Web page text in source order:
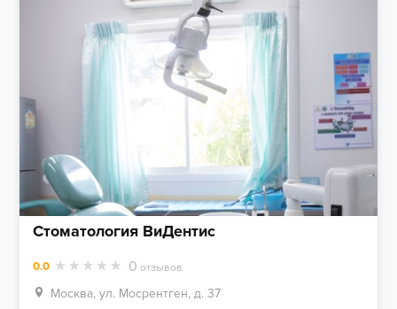
Стоматология ВиДентис
0.0 0 отзывов
Москва, ул. Мосрентген, д. 37